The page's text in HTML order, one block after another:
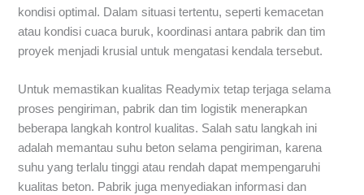
kondisi optimal. Dalam situasi tertentu, seperti kemacetan
atau kondisi cuaca buruk, koordinasi antara pabrik dan tim
proyek menjadi krusial untuk mengatasi kendala tersebut.
Untuk memastikan kualitas Readymix tetap terjaga selama
proses pengiriman, pabrik dan tim logistik menerapkan
beberapa langkah kontrol kualitas. Salah satu langkah ini
adalah memantau suhu beton selama pengiriman, karena
suhu yang terlalu tinggi atau rendah dapat mempengaruhi
kualitas beton. Pabrik juga menyediakan informasi dan